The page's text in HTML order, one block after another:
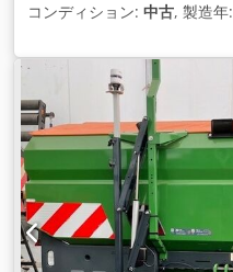
コンディション: 中古, 製造年: